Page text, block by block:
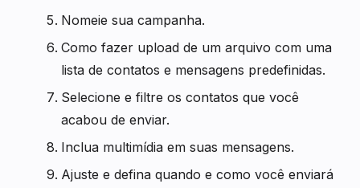
Nomeie sua campanha.
Como fazer upload de um arquivo com uma
lista de contatos e mensagens predefinidas.
Selecione e filtre os contatos que você
acabou de enviar.
Inclua multimídia em suas mensagens.
Ajuste e defina quando e como você enviará